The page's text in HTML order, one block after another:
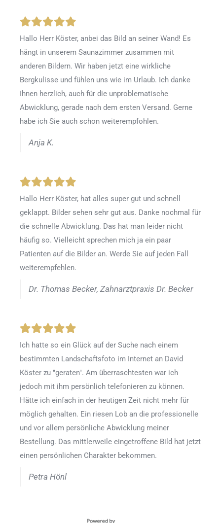
Hallo Herr Köster, anbei das Bild an seiner Wand! Es
hängt in unserem Saunazimmer zusammen mit
anderen Bildern. Wir haben jetzt eine wirkliche
Bergkulisse und fühlen uns wie im Urlaub. Ich danke
Ihnen herzlich, auch für die unproblematische
Abwicklung, gerade nach dem ersten Versand. Gerne
habe ich Sie auch schon weiterempfohlen.
Anja K.
Hallo Herr Köster, hat alles super gut und schnell
geklappt. Bilder sehen sehr gut aus. Danke nochmal für
die schnelle Abwicklung. Das hat man leider nicht
häufig so. Vielleicht sprechen mich ja ein paar
Patienten auf die Bilder an. Werde Sie auf jeden Fall
weiterempfehlen.
Dr. Thomas Becker, Zahnarztpraxis Dr. Becker
Ich hatte so ein Glück auf der Suche nach einem
bestimmten Landschaftsfoto im Internet an David
Köster zu "geraten". Am überraschtesten war ich
jedoch mit ihm persönlich telefonieren zu können.
Hätte ich einfach in der heutigen Zeit nicht mehr für
möglich gehalten. Ein riesen Lob an die professionelle
und vor allem persönliche Abwicklung meiner
Bestellung. Das mittlerweile eingetroffene Bild hat jetzt
einen persönlichen Charakter bekommen.
Petra Hönl